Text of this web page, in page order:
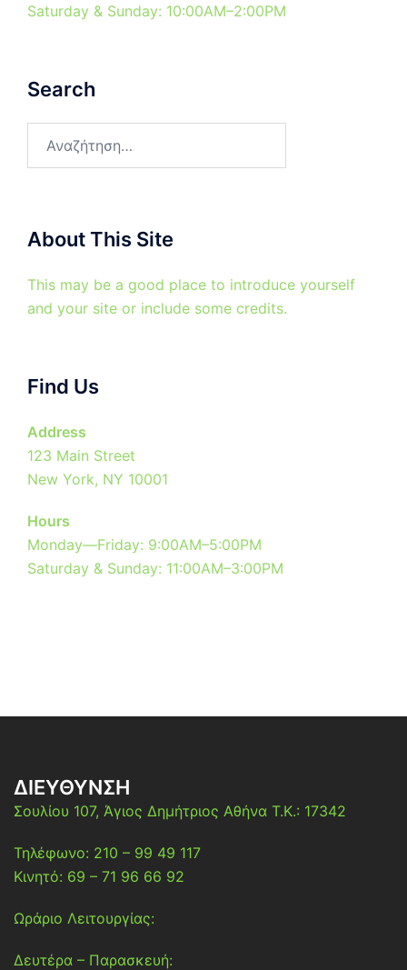
Saturday & Sunday: 10:00AM–2:00PM
Search
για:
About This Site
This may be a good place to introduce yourself
and your site or include some credits.
Find Us
Address
123 Main Street
New York, NY 10001
Hours
Monday—Friday: 9:00AM–5:00PM
Saturday & Sunday: 11:00AM–3:00PM
ΔΙΕΎΘΥΝΣΗ
Σουλίου 107, Άγιος Δημήτριος Αθήνα Τ.Κ.: 17342
Τηλέφωνο: 210 – 99 49 117
Κινητό: 69 – 71 96 66 92
Ωράριο Λειτουργίας:
Δευτέρα – Παρασκευή: